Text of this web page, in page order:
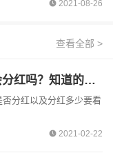
2021-08-26
查看全部 >
股票分红是怎么分的？每只股票都会分红吗？知道的麻烦说一下吧
分红以及分红多少要看
2021-02-22